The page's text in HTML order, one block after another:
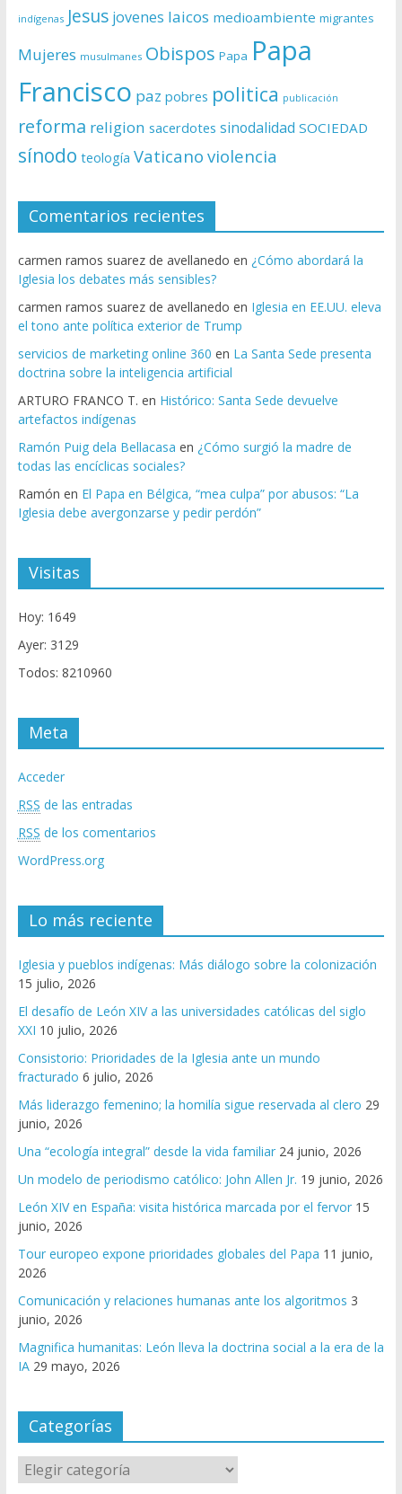
indígenas Jesus jovenes laicos medioambiente migrantes
Mujeres musulmanes Obispos Papa Papa
Francisco paz pobres politica publicación
reforma religion sacerdotes sinodalidad SOCIEDAD
sínodo teología Vaticano violencia
Comentarios recientes
carmen ramos suarez de avellanedo en ¿Cómo abordará la
Iglesia los debates más sensibles?
carmen ramos suarez de avellanedo en Iglesia en EE.UU. eleva
el tono ante política exterior de Trump
servicios de marketing online 360 en La Santa Sede presenta
doctrina sobre la inteligencia artificial
ARTURO FRANCO T. en Histórico: Santa Sede devuelve
artefactos indígenas
Ramón Puig dela Bellacasa en ¿Cómo surgió la madre de
todas las encíclicas sociales?
Ramón en El Papa en Bélgica, “mea culpa” por abusos: “La
Iglesia debe avergonzarse y pedir perdón”
Visitas
Hoy: 1649
Ayer: 3129
Todos: 8210960
Meta
Acceder
RSS de las entradas
RSS de los comentarios
WordPress.org
Lo más reciente
Iglesia y pueblos indígenas: Más diálogo sobre la colonización
15 julio, 2026
El desafío de León XIV a las universidades católicas del siglo
XXI 10 julio, 2026
Consistorio: Prioridades de la Iglesia ante un mundo
fracturado 6 julio, 2026
Más liderazgo femenino; la homilía sigue reservada al clero 29
junio, 2026
Una “ecología integral” desde la vida familiar 24 junio, 2026
Un modelo de periodismo católico: John Allen Jr. 19 junio, 2026
León XIV en España: visita histórica marcada por el fervor 15
junio, 2026
Tour europeo expone prioridades globales del Papa 11 junio,
2026
Comunicación y relaciones humanas ante los algoritmos 3
junio, 2026
Magnifica humanitas: León lleva la doctrina social a la era de la
IA 29 mayo, 2026
Categorías